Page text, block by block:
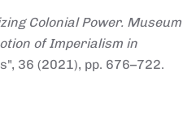
Colonial Power. Museum
of Imperialism in
36 (2021), pp. 676–722.